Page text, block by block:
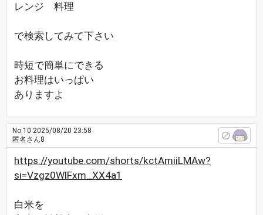
レンジ 料理
で検索してみて下さい
時短で簡単にできる
お料理はいっぱい
ありますよ
No.10 2025/08/20 23:58
匿名さん8
https://youtube.com/shorts/kctAmiiLMAw?
si=Vzgz0WlFxm_XX4a1
白米を